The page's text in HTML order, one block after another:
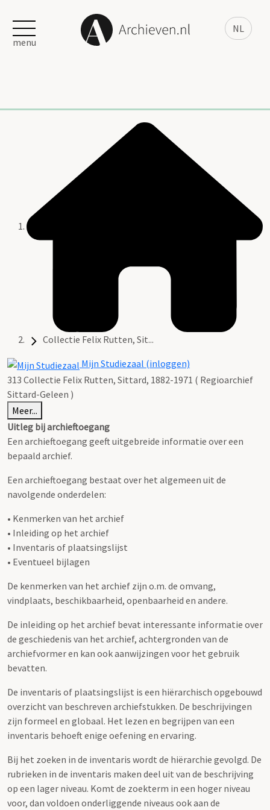
NL
menu
Collectie Felix Rutten, Sit...
Mijn Studiezaal (inloggen)
313 Collectie Felix Rutten, Sittard, 1882-1971 ( Regioarchief
Sittard-Geleen )
Meer...
Uitleg bij archieftoegang
Een archieftoegang geeft uitgebreide informatie over een
bepaald archief.
Een archieftoegang bestaat over het algemeen uit de
navolgende onderdelen:
• Kenmerken van het archief
• Inleiding op het archief
• Inventaris of plaatsingslijst
• Eventueel bijlagen
De kenmerken van het archief zijn o.m. de omvang,
vindplaats, beschikbaarheid, openbaarheid en andere.
De inleiding op het archief bevat interessante informatie over
de geschiedenis van het archief, achtergronden van de
archiefvormer en kan ook aanwijzingen voor het gebruik
bevatten.
De inventaris of plaatsingslijst is een hiërarchisch opgebouwd
overzicht van beschreven archiefstukken. De beschrijvingen
zijn formeel en globaal. Het lezen en begrijpen van een
inventaris behoeft enige oefening en ervaring.
Bij het zoeken in de inventaris wordt de hiërarchie gevolgd. De
rubrieken in de inventaris maken deel uit van de beschrijving
op een lager niveau. Komt de zoekterm in een hoger niveau
voor, dan voldoen onderliggende niveaus ook aan de